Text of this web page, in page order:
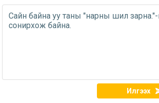
Илгээх